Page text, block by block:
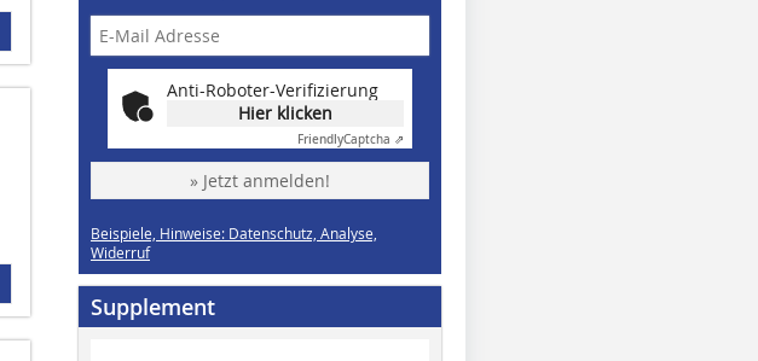
Anti-Roboter-Verifizierung
Hier klicken
FriendlyCaptcha ⇗
» Jetzt anmelden!
Beispiele, Hinweise: Datenschutz, Analyse,
Widerruf
Supplement